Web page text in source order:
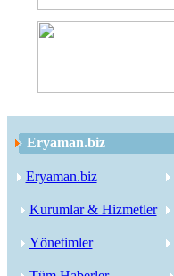
Eryaman.biz
Eryaman.biz
Kurumlar & Hizmetler
Yönetimler